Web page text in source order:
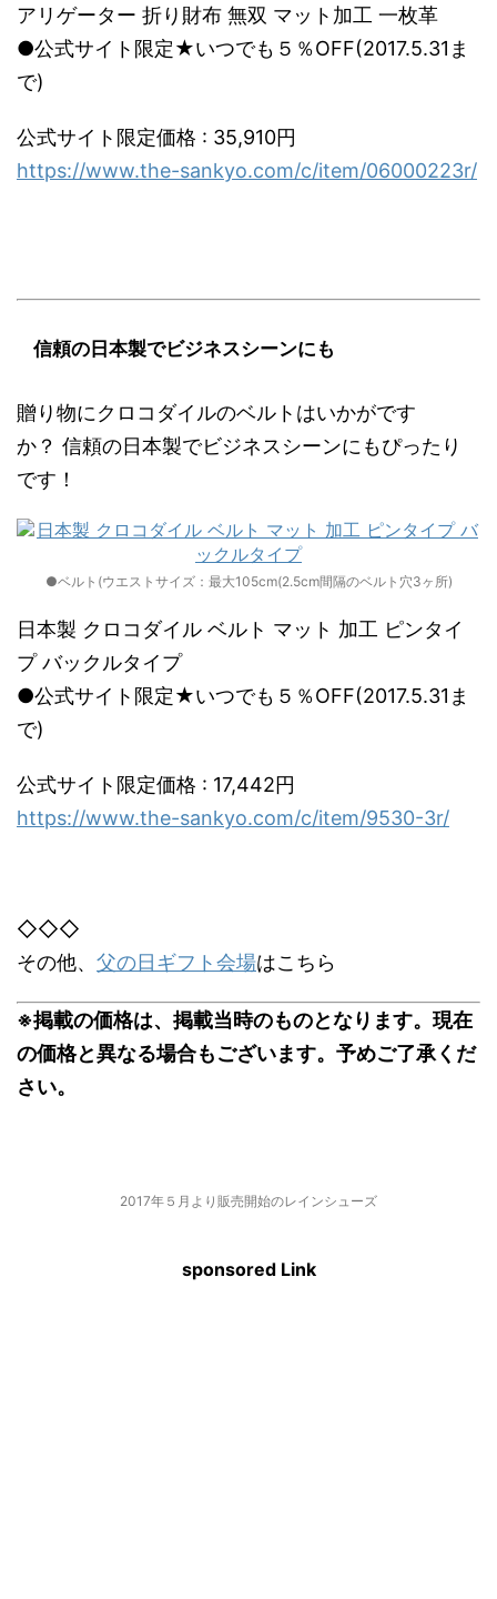
アリゲーター 折り財布 無双 マット加工 一枚革
●公式サイト限定★いつでも５％OFF(2017.5.31ま
で)
公式サイト限定価格 : 35,910円
https://www.the-sankyo.com/c/item/06000223r/
信頼の日本製でビジネスシーンにも
贈り物にクロコダイルのベルトはいかがです
か？ 信頼の日本製でビジネスシーンにもぴったり
です！
●ベルト(ウエストサイズ：最大105cm(2.5cm間隔のベルト穴3ヶ所)
日本製 クロコダイル ベルト マット 加工 ピンタイ
プ バックルタイプ
●公式サイト限定★いつでも５％OFF(2017.5.31ま
で)
公式サイト限定価格 : 17,442円
https://www.the-sankyo.com/c/item/9530-3r/
◇◇◇
その他、 父の日ギフト会場はこちら
※掲載の価格は、掲載当時のものとなります。現在
の価格と異なる場合もございます。予めご了承くだ
さい。
2017年５月より販売開始のレインシューズ
sponsored Link